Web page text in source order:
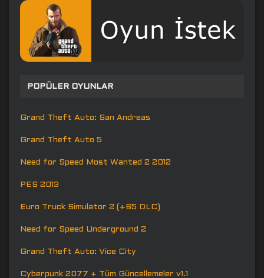
POPÜLER OYUNLAR
Grand Theft Auto: San Andreas
Grand Theft Auto 5
Need for Speed Most Wanted 2 2012
PES 2013
Euro Truck Simulator 2 (+65 DLC)
Need for Speed Underground 2
Grand Theft Auto: Vice City
Cyberpunk 2077 + Tüm Güncellemeler v1.1